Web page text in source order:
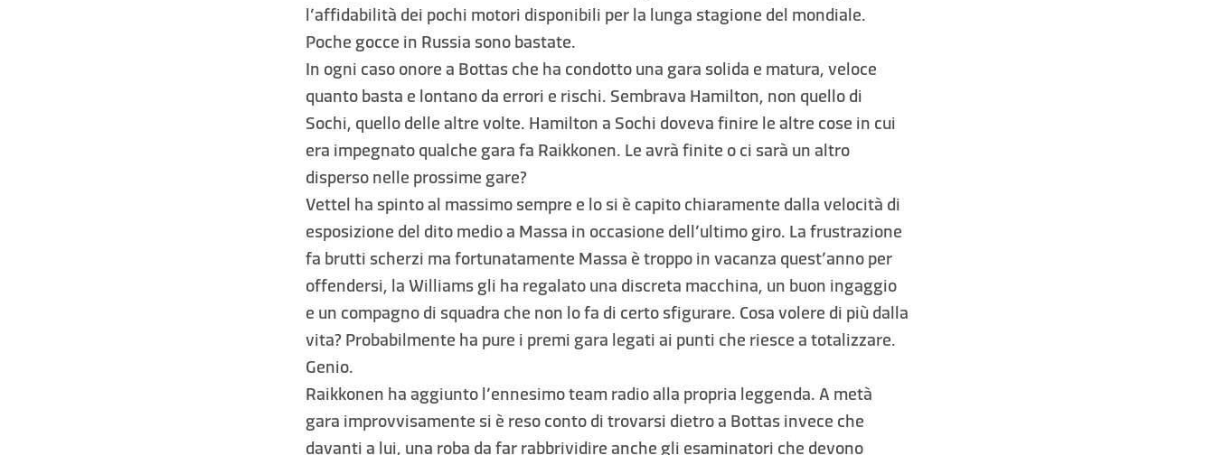
l’affidabilità dei pochi motori disponibili per la lunga stagione del mondiale.
Poche gocce in Russia sono bastate.
In ogni caso onore a Bottas che ha condotto una gara solida e matura, veloce
quanto basta e lontano da errori e rischi. Sembrava Hamilton, non quello di
Sochi, quello delle altre volte. Hamilton a Sochi doveva finire le altre cose in cui
era impegnato qualche gara fa Raikkonen. Le avrà finite o ci sarà un altro
disperso nelle prossime gare?
Vettel ha spinto al massimo sempre e lo si è capito chiaramente dalla velocità di
esposizione del dito medio a Massa in occasione dell’ultimo giro. La frustrazione
fa brutti scherzi ma fortunatamente Massa è troppo in vacanza quest’anno per
offendersi, la Williams gli ha regalato una discreta macchina, un buon ingaggio
e un compagno di squadra che non lo fa di certo sfigurare. Cosa volere di più dalla
vita? Probabilmente ha pure i premi gara legati ai punti che riesce a totalizzare.
Genio.
Raikkonen ha aggiunto l’ennesimo team radio alla propria leggenda. A metà
gara improvvisamente si è reso conto di trovarsi dietro a Bottas invece che
davanti a lui, una roba da far rabbrividire anche gli esaminatori che devono